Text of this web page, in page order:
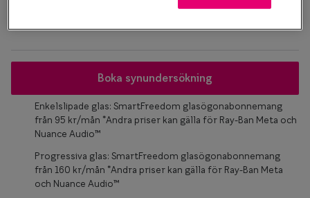
Trender
Boka synundersökning
Enkelslipade glas: SmartFreedom glasögonabonnemang
från 95 kr/mån *Andra priser kan gälla för Ray-Ban Meta och
Nuance Audio™
Progressiva glas: SmartFreedom glasögonabonnemang
från 160 kr/mån *Andra priser kan gälla för Ray-Ban Meta
och Nuance Audio™